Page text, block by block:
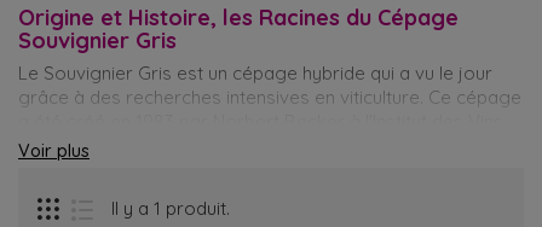
Origine et Histoire, les Racines du Cépage
Souvignier Gris
Le Souvignier Gris est un cépage hybride qui a vu le jour
grâce à des recherches intensives en viticulture. Ce cépage
de Fribourg-en-Brisgau, en Allemagne. Le Souvignier Gris
Bronner, un cépage résistant aux maladies. Cette création
était motivée par le besoin de développer des cépages
Voir plus
Il y a 1 produit.